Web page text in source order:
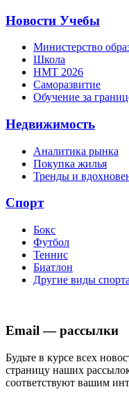
Новости Учебы
Министерство
Школа
НМТ 2026
Саморазвитие
Обучение за
Недвижимость
Аналитика рынка
Покупка жилья
Тренды и
Спорт
Бокс
Футбол
Теннис
Биатлон
Другие виды спорта
Email — рассылки
Будьте в курсе всех
страницу наших
соответствуют вашим